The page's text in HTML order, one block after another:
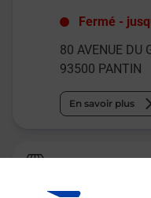
Fermé -
80 AVENUE DU
93500 PANTIN
En savoir plus
Relais
MAGENTA